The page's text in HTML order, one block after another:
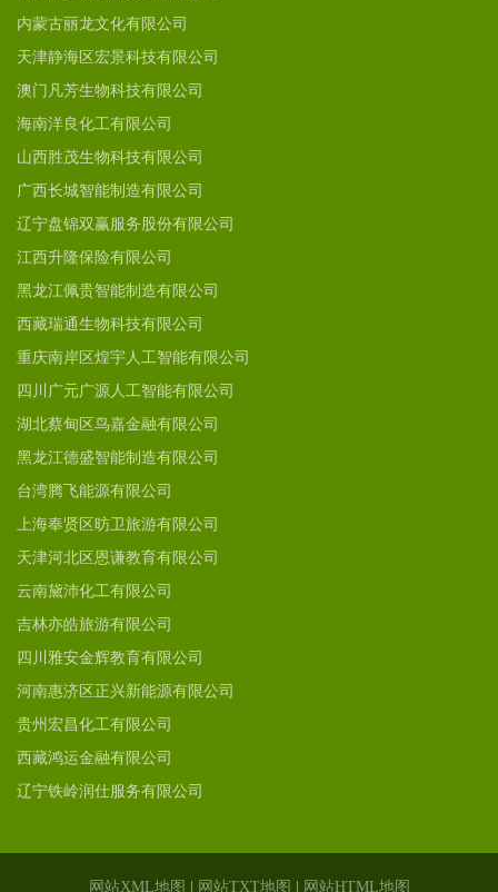
内蒙古丽龙文化有限公司
天津静海区宏景科技有限公司
澳门凡芳生物科技有限公司
海南洋良化工有限公司
山西胜茂生物科技有限公司
广西长城智能制造有限公司
辽宁盘锦双赢服务股份有限公司
江西升隆保险有限公司
黑龙江佩贵智能制造有限公司
西藏瑞通生物科技有限公司
重庆南岸区煌宇人工智能有限公司
四川广元广源人工智能有限公司
湖北蔡甸区鸟嘉金融有限公司
黑龙江德盛智能制造有限公司
台湾腾飞能源有限公司
上海奉贤区昉卫旅游有限公司
天津河北区恩谦教育有限公司
云南黛沛化工有限公司
吉林亦皓旅游有限公司
四川雅安金辉教育有限公司
河南惠济区正兴新能源有限公司
贵州宏昌化工有限公司
西藏鸿运金融有限公司
辽宁铁岭润仕服务有限公司
网站XML地图 网站TXT地图 网站HTML地图